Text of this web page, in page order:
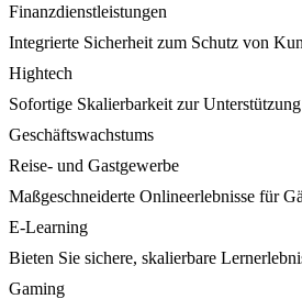
Finanzdienstleistungen
Integrierte Sicherheit zum Schutz von
Hightech
Sofortige Skalierbarkeit zur
Geschäftswachstums
Reise- und Gastgewerbe
Maßgeschneiderte Onlineerlebnisse für
E-Learning
Bieten Sie sichere, skalierbare
Gaming